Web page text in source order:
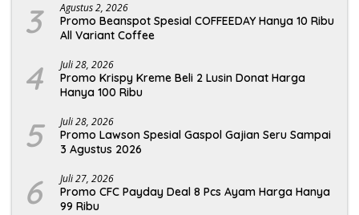
3 Agustus 2, 2026
Promo Beanspot Spesial COFFEEDAY Hanya 10 Ribu
All Variant Coffee
4 Juli 28, 2026
Promo Krispy Kreme Beli 2 Lusin Donat Harga
Hanya 100 Ribu
5 Juli 28, 2026
Promo Lawson Spesial Gaspol Gajian Seru Sampai
3 Agustus 2026
6 Juli 27, 2026
Promo CFC Payday Deal 8 Pcs Ayam Harga Hanya
99 Ribu